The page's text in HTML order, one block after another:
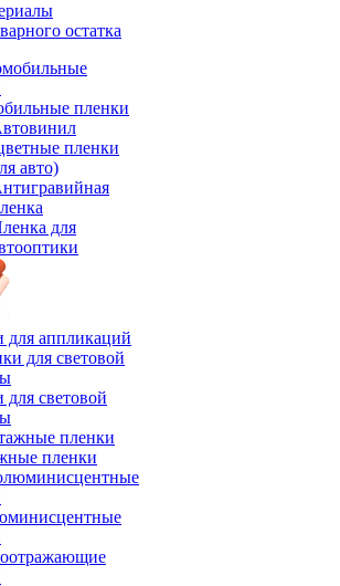
остатка
пленки
пленки
авто)
для
для аппликаций
световой
пленки